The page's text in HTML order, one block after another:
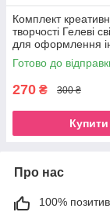
Комплект
творчості Гелеві
для оформлення
GS-02-01
Готово до
270 ₴ 300 ₴
Купити
Про нас
100%